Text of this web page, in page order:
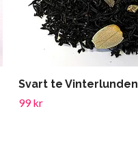
Svart te Vinterlunden
99 kr